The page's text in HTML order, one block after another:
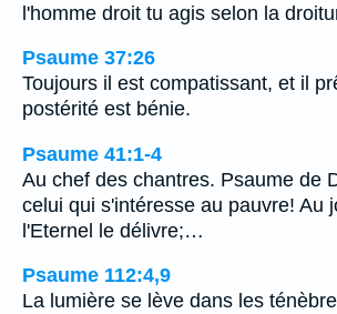
l'homme droit tu agis selon la
Psaume 37:26
Toujours il est compatissant, et il
postérité est bénie.
Psaume 41:1-4
Au chef des chantres. Psaume de
celui qui s'intéresse au pauvre! Au
l'Eternel le délivre;…
Psaume 112:4,9
La lumière se lève dans les